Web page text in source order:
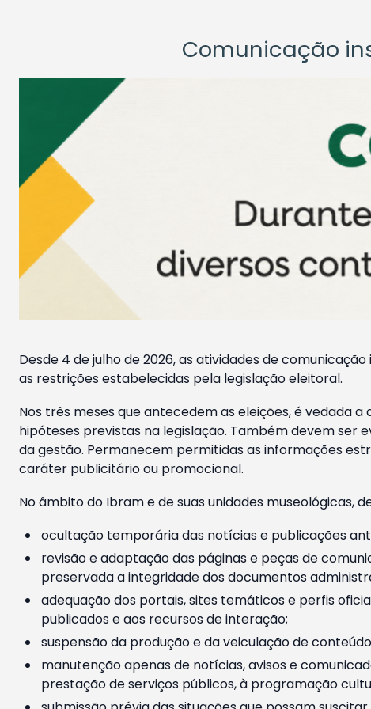
Comunicação
Desde 4 de julho de 2026, as atividades de
as restrições estabelecidas pela legislação eleitoral.
Nos três meses que antecedem as eleições, é vedada
hipóteses previstas na legislação. Também devem ser
da gestão. Permanecem permitidas as informações
caráter publicitário ou promocional.
No âmbito do Ibram e de suas unidades museológicas,
ocultação temporária das notícias e publicações
revisão e adaptação das páginas e peças de
preservada a integridade dos documentos
adequação dos portais, sites temáticos e perfis
publicados e aos recursos de interação;
suspensão da produção e da veiculação de
manutenção apenas de notícias, avisos e
prestação de serviços públicos, à programação